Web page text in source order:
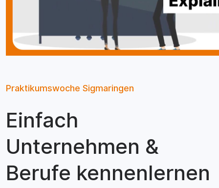
Praktikumswoche Sigmaringen
Einfach
Unternehmen &
Berufe kennenlernen